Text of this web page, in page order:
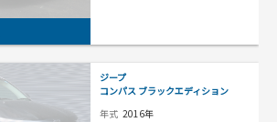
ジープ
コンパス ブラックエディション
年式 2016年